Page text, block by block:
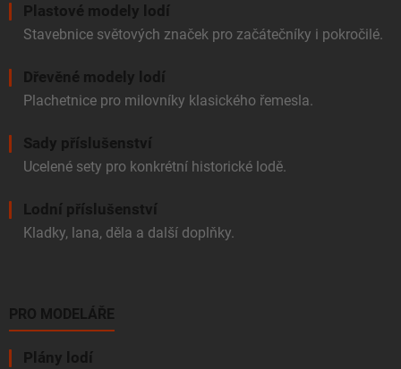
Plastové modely lodí
Stavebnice světových značek pro začátečníky i pokročilé.
Dřevěné modely lodí
Plachetnice pro milovníky klasického řemesla.
Sady příslušenství
Ucelené sety pro konkrétní historické lodě.
Lodní příslušenství
Kladky, lana, děla a další doplňky.
PRO MODELÁŘE
Plány lodí